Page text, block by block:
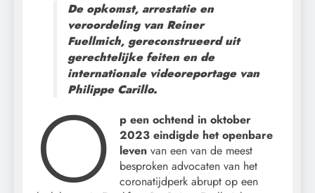
De opkomst, arrestatie en
veroordeling van Reiner
Fuellmich, gereconstrueerd uit
gerechtelijke feiten en de
internationale videoreportage van
Philippe Carillo.
O
p een ochtend in oktober
2023 eindigde het openbare
leven van een van de meest
besproken advocaten van het
coronatijdperk abrupt op een